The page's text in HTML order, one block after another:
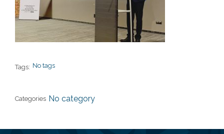
Tags: No tags
Categories No category